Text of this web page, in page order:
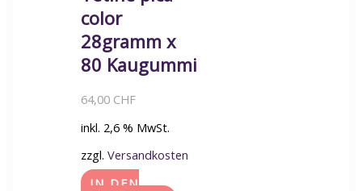
color
28gramm x
80 Kaugummi
64,00 CHF
inkl. 2,6 % MwSt.
zzgl. Versandkosten
IN DEN